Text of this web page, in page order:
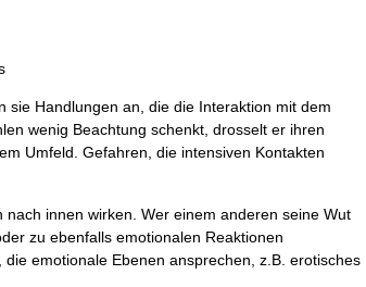
sie Handlungen an, die die Interaktion mit dem
wenig Beachtung schenkt, drosselt er ihren
Umfeld. Gefahren, die intensiven Kontakten
innen wirken. Wer einem anderen seine Wut
zu ebenfalls emotionalen Reaktionen
emotionale Ebenen ansprechen, z.B. erotisches